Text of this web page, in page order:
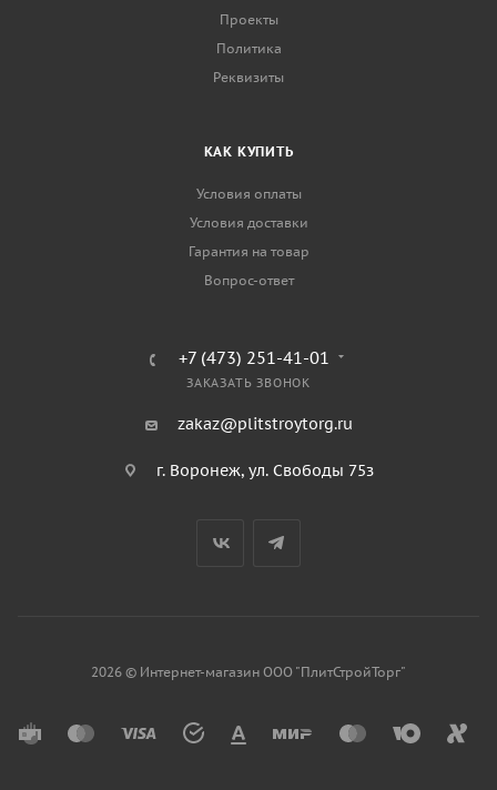
Проекты
Политика
Реквизиты
КАК КУПИТЬ
Условия оплаты
Условия доставки
Гарантия на товар
Вопрос-ответ
+7 (473) 251-41-01
ЗАКАЗАТЬ ЗВОНОК
zakaz@plitstroytorg.ru
г. Воронеж, ул. Свободы 75з
2026 © Интернет-магазин ООО "ПлитСтройТорг"